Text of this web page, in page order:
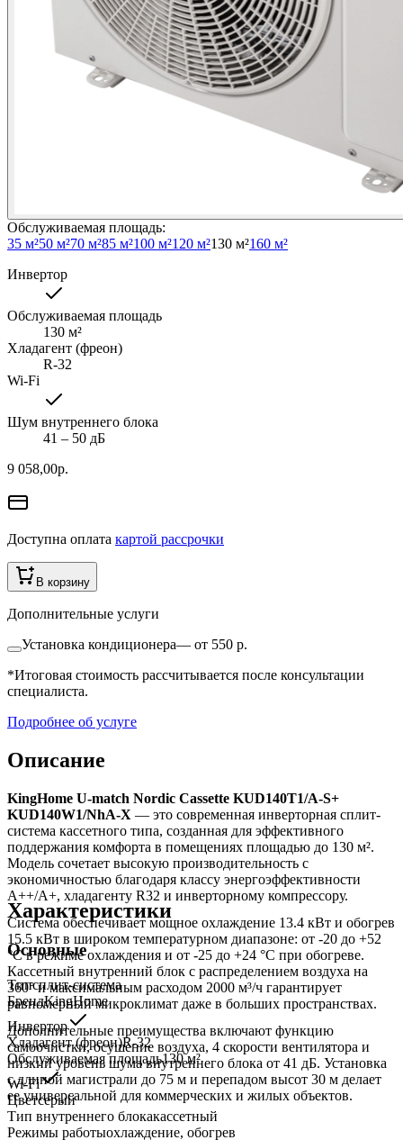
Обслуживаемая площадь:
35 м²50 м²70 м²85 м²100 м²120 м²130 м²160 м²
Инвертор
Обслуживаемая площадь
130 м²
Хладагент (фреон)
R-32
Wi-Fi
Шум внутреннего блока
41 ‒ 50 дБ
9 058,00р.
Доступна оплата картой рассрочки
В корзину
Дополнительные услуги
Установка кондиционера— от 550 р.
*Итоговая стоимость рассчитывается после консультации
специалиста.
Подробнее об услуге
Описание
KingHome U-match Nordic Cassette KUD140T1/A-S+
KUD140W1/NhA-X — это современная инверторная сплит-
система кассетного типа, созданная для эффективного
поддержания комфорта в помещениях площадью до 130 м².
Модель сочетает высокую производительность с
экономичностью благодаря классу энергоэффективности
A++/A+, хладагенту R32 и инверторному компрессору.
Система обеспечивает мощное охлаждение 13.4 кВт и обогрев
15.5 кВт в широком температурном диапазоне: от -20 до +52
°C в режиме охлаждения и от -25 до +24 °C при обогреве.
Кассетный внутренний блок с распределением воздуха на
360° и максимальным расходом 2000 м³/ч гарантирует
равномерный микроклимат даже в больших пространствах.
Дополнительные преимущества включают функцию
самоочистки, осушение воздуха, 4 скорости вентилятора и
низкий уровень шума внутреннего блока от 41 дБ. Установка
с длиной магистрали до 75 м и перепадом высот 30 м делает
ее универсальной для коммерческих и жилых объектов.
Характеристики
Основные
Типсплит-система
БрендKingHome
Инвертор
Хладагент (фреон)R-32
Обслуживаемая площадь130м²
Wi-Fi
Цветсерый
Тип внутреннего блокакассетный
Режимы работыохлаждение, обогрев